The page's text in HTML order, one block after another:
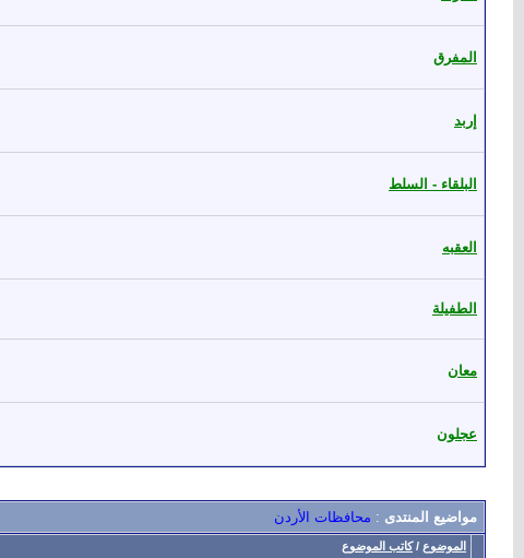
المفرق
إربد
البلقاء - السلط
العقبه
الطفيلة
معان
عجلون
مواضيع المنتدى : محافظات الأردن
الموضوع /كاتب الموضوع